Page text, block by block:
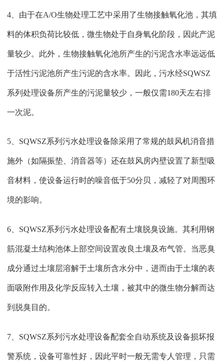
4、由于在A/O生物处理工艺中采用了生物接触氧化池，其填
料的体积负荷比较低，微生物处于自身氧化阶段，因此产泥
量较少。此外，生物接触氧化池所产生的污泥含水率远远低
于活性污泥池所产生污泥的含水率。因此，污水经SQWSZ
系列处理设备所产生的污泥量较少，一般仅需180天左右排
一次泥。
5、SQWSZ系列污水处理设备除采用了常规的鼓风机消音措
施外（如隔振垫、消音器等）还在鼓风房内壁设置了新型吸
音材料，使设备运行时的噪音低于50分贝，减轻了对周围环
境的影响。
6、SQWSZ系列污水处理设备配有土壤脱臭设施。其利用钢
筋混凝土结构池体上部空间设置改良土壤及布气管。当恶臭
成分通过土壤层溶解于土壤所含水分中，进而由于土壤的表
面吸附作用及化学反应转入土壤，被其中的微生物分解而达
到脱臭目的。
7、SQWSZ系列污水处理设备配套全自动系统及设备损坏报
警系统，设备可靠性好，因此平时一般无需专人管理，只需